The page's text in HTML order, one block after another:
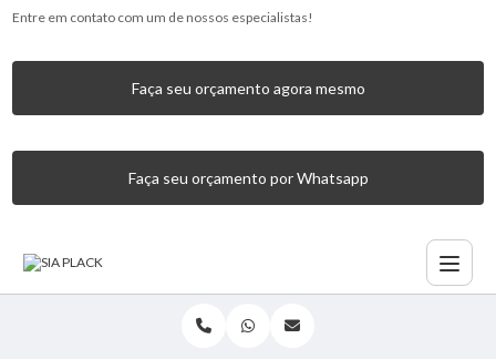
Entre em contato com um de nossos especialistas!
Faça seu orçamento agora mesmo
Faça seu orçamento por Whatsapp